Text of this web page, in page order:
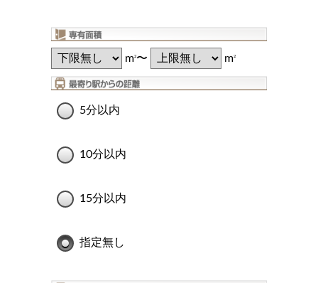
m2〜 m2
5分以内
10分以内
15分以内
指定無し